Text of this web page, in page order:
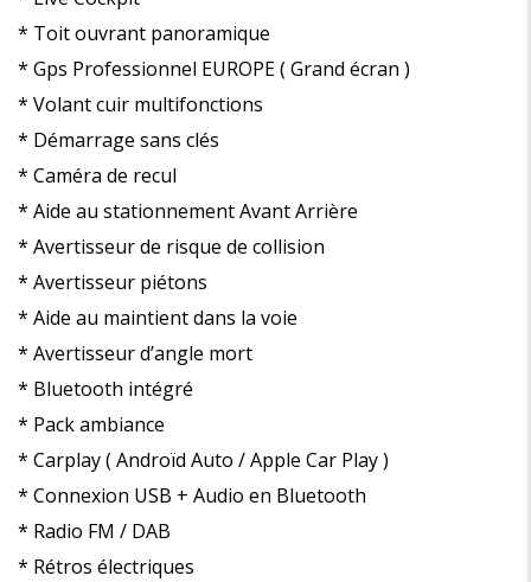
* Toit ouvrant panoramique
* Gps Professionnel EUROPE ( Grand écran )
* Volant cuir multifonctions
* Démarrage sans clés
* Caméra de recul
* Aide au stationnement Avant Arrière
* Avertisseur de risque de collision
* Avertisseur piétons
* Aide au maintient dans la voie
* Avertisseur d’angle mort
* Bluetooth intégré
* Pack ambiance
* Carplay ( Androïd Auto / Apple Car Play )
* Connexion USB + Audio en Bluetooth
* Radio FM / DAB
* Rétros électriques